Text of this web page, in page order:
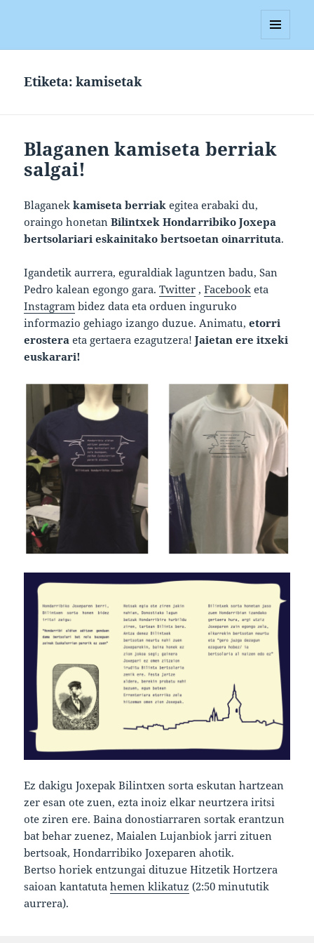
Etiketa:kamisetak
Blaganen kamiseta berriak
salgai!
Blaganekkamiseta berriak egitea erabaki du,
oraingo honetanBilintxek Hondarribiko Joxepa
bertsolariari eskainitako bertsoetan oinarrituta.
Igandetik aurrera, eguraldiak laguntzen badu, San
Pedro kalean egongo gara.Twitter ,Facebook eta
Instagram bidez data eta orduen inguruko
informazio gehiago izango duzue. Animatu,etorri
erostera eta gertaera ezagutzera!Jaietan ere itxeki
euskarari!
Ez dakigu Joxepak Bilintxen sorta eskutan hartzean
zer esan ote zuen, ezta inoiz elkar neurtzera iritsi
ote ziren ere. Baina donostiarraren sortak erantzun
bat behar zuenez, Maialen Lujanbiok jarri zituen
bertsoak, Hondarribiko Joxeparen ahotik.
Bertso horiek entzungai dituzue Hitzetik Hortzera
saioan kantatutahemen klikatuz (2:50 minututik
aurrera).